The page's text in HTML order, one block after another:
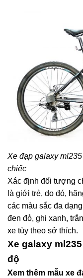
Xe đạp galaxy
chiếc
Xác định đối tượng
là giới trẻ, do đó,
các màu sắc đa
đen đỏ, ghi xanh,
xe tùy theo sở thích.
Xe galaxy
độ
Xem thêm mẫu xe